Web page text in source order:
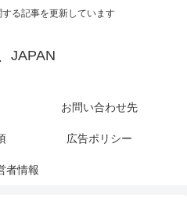
る記事を更新しています
JAPAN
お問い合わせ先
広告ポリシー
者情報